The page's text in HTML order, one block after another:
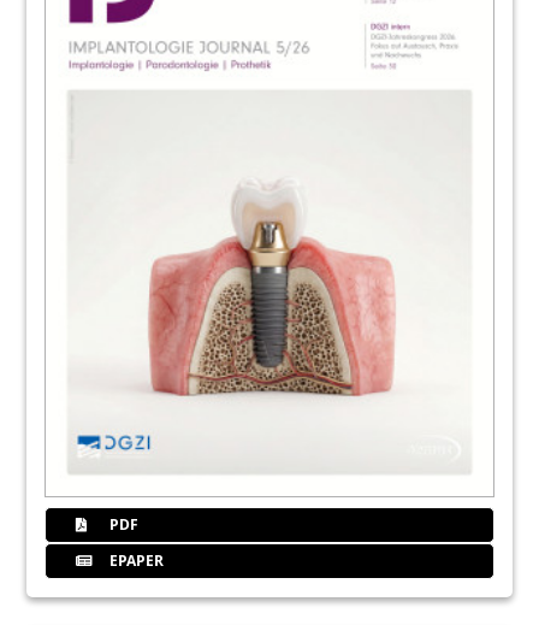
Champions-Implants GmbH
Dr. Andreas W. Benecke, M.Sc.
Implantologie im Team – Implantologie ist
Dr. Georg Bach
DGZI - Deutsche Gesellschaft für
Zahnärztliche Implantologie e.V.:
Mitgliedsantrag
DGZI - Deutsche Gesellschaft für
Zahnärztliche Implantologie e.V.:
Curriculum
DGZI intern | News
Redaktion
PDF
EPAPER